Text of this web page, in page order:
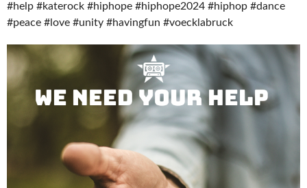
#help #katerock #hiphope #hiphope2024 #hiphop #dance
#peace #love #unity #havingfun #voecklabruck